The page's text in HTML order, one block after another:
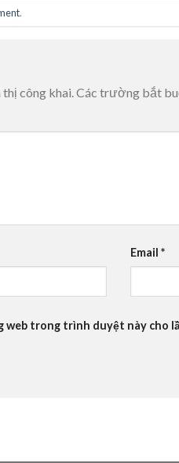
.
công khai.Các trường bắt
Email *
web trong trình duyệt này cho